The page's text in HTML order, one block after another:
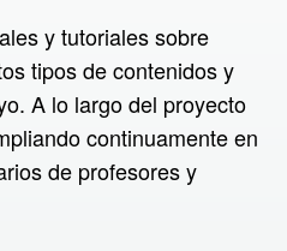
y tutoriales sobre
tipos de contenidos y
A lo largo del proyecto
continuamente en
de profesores y